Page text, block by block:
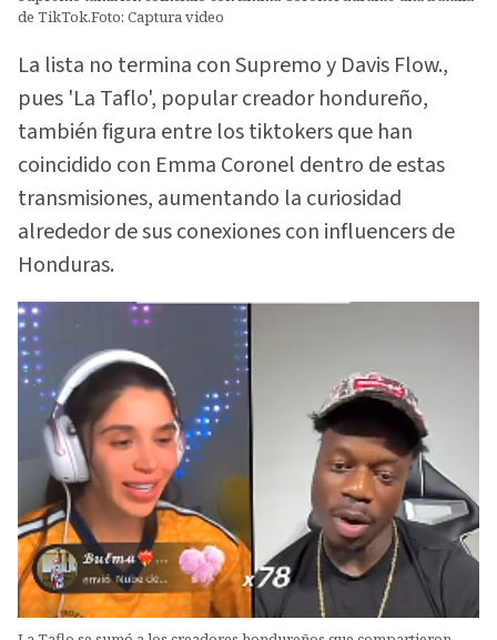
de TikTok.Foto: Captura video
La lista no termina con Supremo y Davis Flow.,
pues 'La Taflo', popular creador hondureño,
también figura entre los tiktokers que han
coincidido con Emma Coronel dentro de estas
transmisiones, aumentando la curiosidad
alrededor de sus conexiones con influencers de
Honduras.